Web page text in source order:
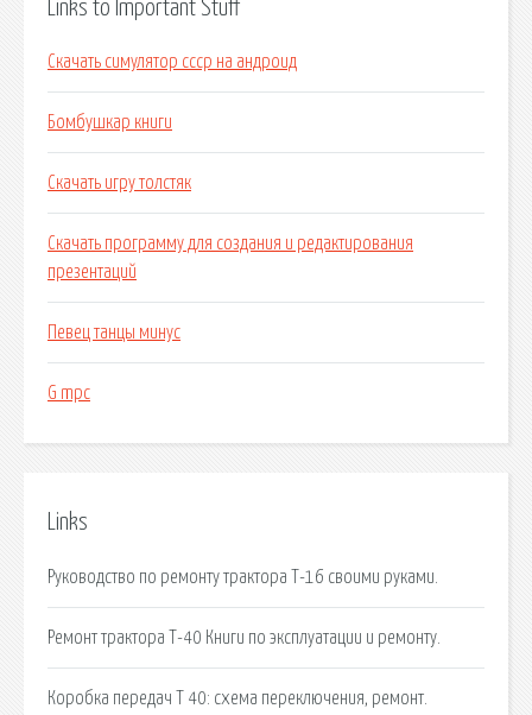
Links to Important Stuff
Скачать симулятор ссср на андроид
Бомбушкар книги
Скачать игру толстяк
Скачать программу для создания и редактирования
презентаций
Певец танцы минус
G mpc
Links
Руководство по ремонту трактора Т-16 своими руками.
Ремонт трактора Т-40 Книги по эксплуатации и ремонту.
Коробка передач Т 40: схема переключения, ремонт.